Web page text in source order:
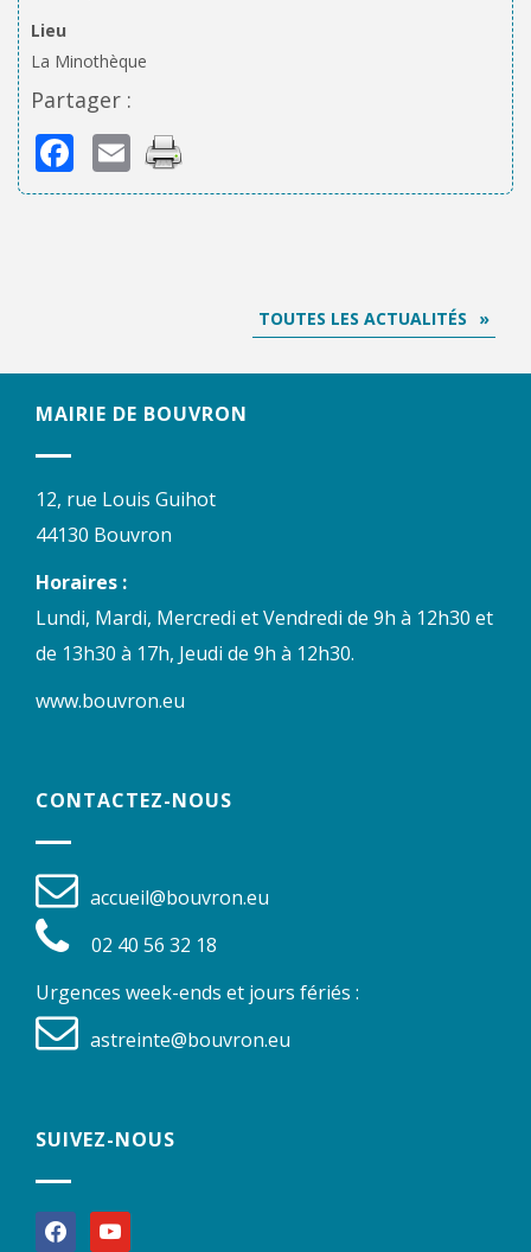
Lieu
La Minothèque
Partager :
Facebook
Email
TOUTES LES ACTUALITÉS
MAIRIE DE BOUVRON
12, rue Louis Guihot
44130 Bouvron
Horaires :
Lundi, Mardi, Mercredi et Vendredi de 9h à 12h30 et
de 13h30 à 17h, Jeudi de 9h à 12h30.
www.bouvron.eu
CONTACTEZ-NOUS
accueil@bouvron.eu
02 40 56 32 18
Urgences week-ends et jours fériés :
astreinte@bouvron.eu
SUIVEZ-NOUS
facebookyoutube